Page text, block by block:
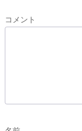
コメント